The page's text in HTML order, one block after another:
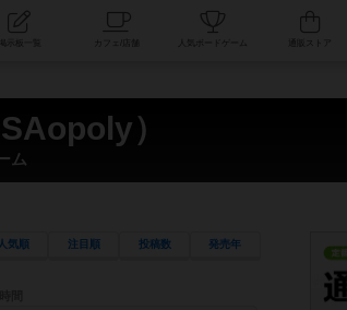
ティ 人気ボードゲ
）
ム
人気順 注目順 投稿数 発売年
なる所要時間を指定することができます。マニュアルを読む